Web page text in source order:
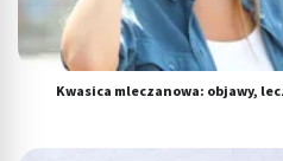
Kwasica mleczanowa: objawy,